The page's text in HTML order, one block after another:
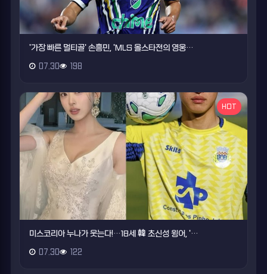
'가장 빠른 멀티골' 손흥민, 'MLS 올스타전의 영웅…
07.30 198
HOT
미스코리아 누나가 웃는다!…18세 韓 초신성 윙어, '…
07.30 122